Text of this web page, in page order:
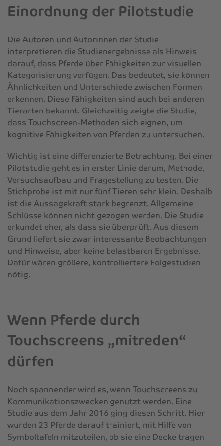
Einordnung der Pilotstudie
Die Autoren und Autorinnen der Studie
interpretieren die Studienergebnisse als Hinweis
darauf, dass Pferde über Fähigkeiten zur visuellen
Kategorisierung verfügen. Das bedeutet, sie können
Ähnlichkeiten und Unterschiede zwischen Formen
erkennen. Diese Fähigkeiten sind auch bei anderen
Tierarten bekannt. Gleichzeitig zeigte die Studie,
dass Touchscreen-Methoden sich eignen, um
kognitive Fähigkeiten von Pferden zu untersuchen.
Wichtig ist eine differenzierte Betrachtung. Bei einer
Pilotstudie geht es in erster Linie darum, Methode,
Versuchsaufbau und Fragestellung zu testen. Die
Stichprobe ist mit nur fünf Tieren sehr klein. Deshalb
ist die Aussagekraft stark begrenzt. Allgemeine
Schlüsse können nicht gezogen werden. Die Studie
erkundet eher, als dass sie überprüft. Aus diesem
Grund liefert sie zwar interessante Beobachtungen
und Hinweise, aber keine belastbaren Ergebnisse.
Dafür wären größere, kontrolliertere Folgestudien
nötig.
Wenn Pferde durch
Touchscreens „mitreden“
dürfen
Noch spannender wird es, wenn Touchscreens zu
Kommunikationszwecken genutzt werden. Eine
Studie aus dem Jahr 2016 ging diesen Schritt. Hier
wurden 23 Pferde darauf trainiert, mit Hilfe von
Symboltafeln mitzuteilen, ob sie eine Decke tragen